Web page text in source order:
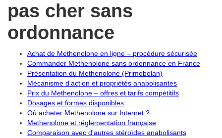
pas cher sans
ordonnance
Achat de Methenolone en ligne – procédure sécurisée
Commander Methenolone sans ordonnance en France
Présentation du Methenolone (Primobolan)
Mécanisme d'action et propriétés anabolisantes
Prix du Methenolone – offres et tarifs compétitifs
Dosages et formes disponibles
Où acheter Methenolone sur Internet ?
Methenolone et réglementation française
Comparaison avec d'autres stéroïdes anabolisants